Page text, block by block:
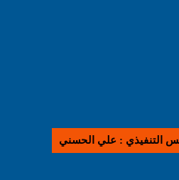
التنفيذي : علي الحسني